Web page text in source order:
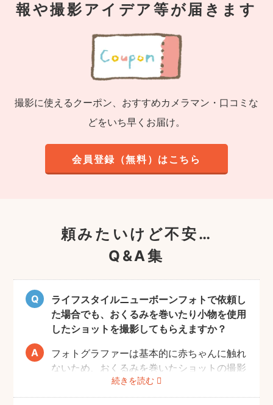
報や撮影アイデア等が届きます
撮影に使えるクーポン、おすすめカメラマン・口コミな
どをいち早くお届け。
会員登録（無料）はこちら
頼みたいけど不安…
Q&A集
ライフスタイルニューボーンフォトで依頼し
た場合でも、おくるみを巻いたり小物を使用
したショットを撮影してもらえますか？
続きを読む
フォトグラファーは基本的に赤ちゃんに触れ
ないため、おくるみを巻いたショットの撮影
は実施いたしません。また、小物について
も、基本的にフォトグラファーからのご用意